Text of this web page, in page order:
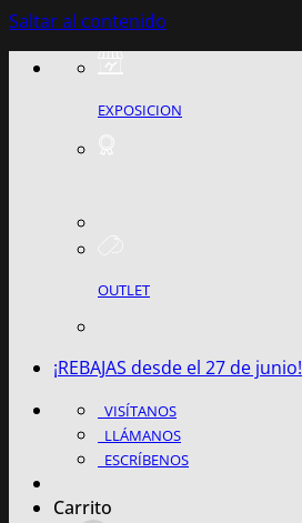
Saltar al contenido
EXPOSICION
OUTLET
¡REBAJAS desde el 27 de junio!
VISÍTANOS
LLÁMANOS
ESCRÍBENOS
Carrito